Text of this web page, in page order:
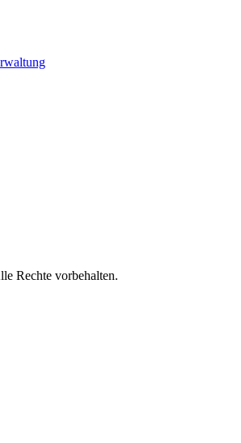
Rechte vorbehalten.